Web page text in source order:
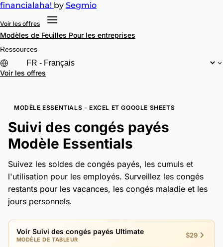
financialaha! by Segmio
Voir les offres
Modèles de Feuilles Pour les entreprises
Ressources
Voir les offres
MODÈLE ESSENTIALS - EXCEL ET GOOGLE SHEETS
Suivi des congés payés
Modèle Essentials
Suivez les soldes de congés payés, les cumuls et
l'utilisation pour les employés. Surveillez les congés
restants pour les vacances, les congés maladie et les
jours personnels.
Voir Suivi des congés payés Ultimate
MODÈLE DE TABLEUR
$29